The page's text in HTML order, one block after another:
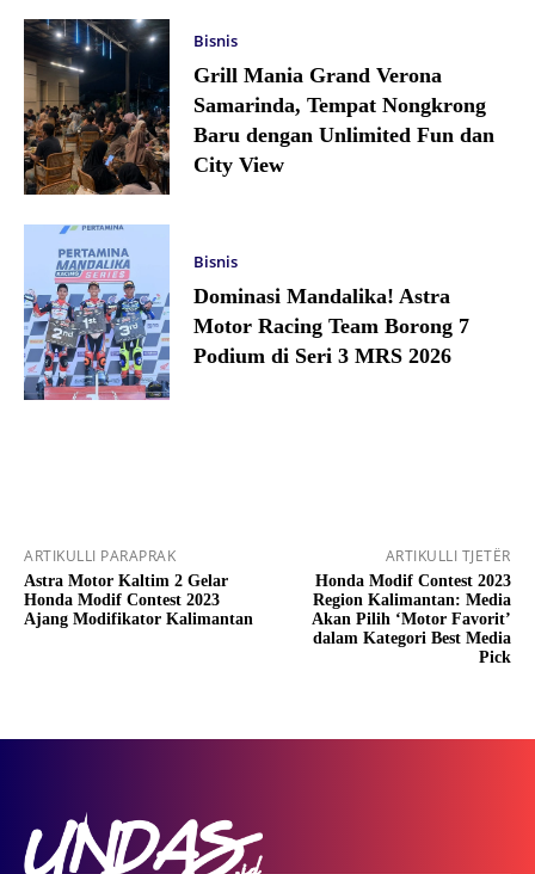
Bisnis
Grill Mania Grand Verona
Samarinda, Tempat Nongkrong
Baru dengan Unlimited Fun dan
City View
Bisnis
Dominasi Mandalika! Astra
Motor Racing Team Borong 7
Podium di Seri 3 MRS 2026
ARTIKULLI PARAPRAK
Astra Motor Kaltim 2 Gelar
Honda Modif Contest 2023
Ajang Modifikator Kalimantan
ARTIKULLI TJETËR
Honda Modif Contest 2023
Region Kalimantan: Media
Akan Pilih ‘Motor Favorit’
dalam Kategori Best Media
Pick